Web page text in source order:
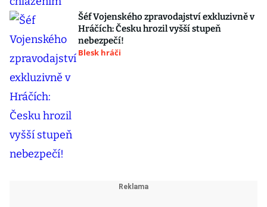
Šéf Vojenského zpravodajství exkluzivně v
Hráčích: Česku hrozil vyšší stupeň
nebezpečí!
Blesk hráči